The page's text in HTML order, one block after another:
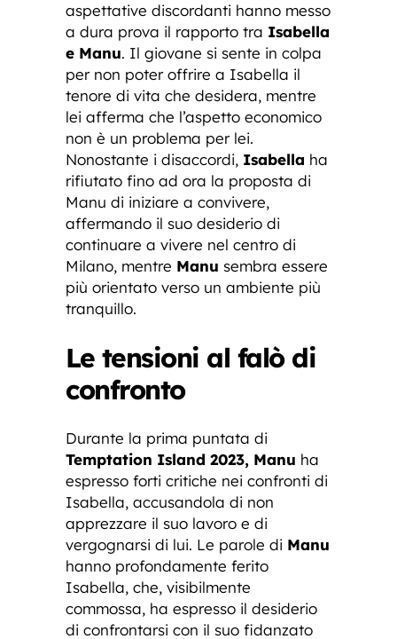
aspettative discordanti hanno messo
a dura prova il rapporto tra Isabella
e Manu. Il giovane si sente in colpa
per non poter offrire a Isabella il
tenore di vita che desidera, mentre
lei afferma che l’aspetto economico
non è un problema per lei.
Nonostante i disaccordi, Isabella ha
rifiutato fino ad ora la proposta di
Manu di iniziare a convivere,
affermando il suo desiderio di
continuare a vivere nel centro di
Milano, mentre Manu sembra essere
più orientato verso un ambiente più
tranquillo.
Le tensioni al falò di
confronto
Durante la prima puntata di
Temptation Island 2023, Manu ha
espresso forti critiche nei confronti di
Isabella, accusandola di non
apprezzare il suo lavoro e di
vergognarsi di lui. Le parole di Manu
hanno profondamente ferito
Isabella, che, visibilmente
commossa, ha espresso il desiderio
di confrontarsi con il suo fidanzato